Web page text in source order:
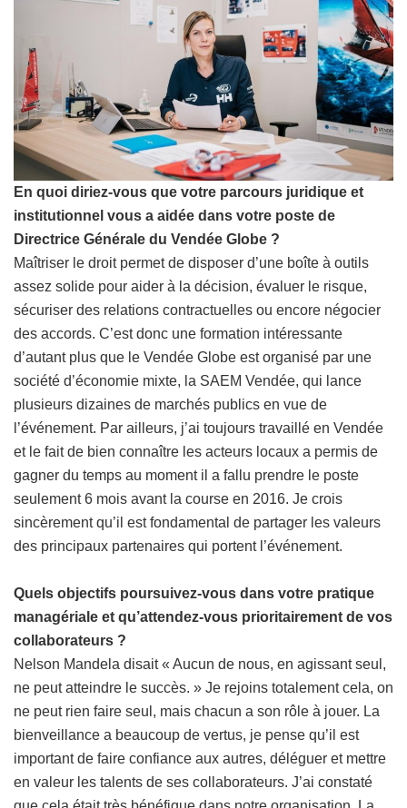
En quoi diriez-vous que votre parcours juridique et
institutionnel vous a aidée dans votre poste de
Directrice Générale du Vendée Globe ?
Maîtriser le droit permet de disposer d’une boîte à outils
assez solide pour aider à la décision, évaluer le risque,
sécuriser des relations contractuelles ou encore négocier
des accords. C’est donc une formation intéressante
d’autant plus que le Vendée Globe est organisé par une
société d’économie mixte, la SAEM Vendée, qui lance
plusieurs dizaines de marchés publics en vue de
l’événement. Par ailleurs, j’ai toujours travaillé en Vendée
et le fait de bien connaître les acteurs locaux a permis de
gagner du temps au moment il a fallu prendre le poste
seulement 6 mois avant la course en 2016. Je crois
sincèrement qu’il est fondamental de partager les valeurs
des principaux partenaires qui portent l’événement.
Quels objectifs poursuivez-vous dans votre pratique
managériale et qu’attendez-vous prioritairement de vos
collaborateurs ?
Nelson Mandela disait « Aucun de nous, en agissant seul,
ne peut atteindre le succès. » Je rejoins totalement cela, on
ne peut rien faire seul, mais chacun a son rôle à jouer. La
bienveillance a beaucoup de vertus, je pense qu’il est
important de faire confiance aux autres, déléguer et mettre
en valeur les talents de ses collaborateurs. J’ai constaté